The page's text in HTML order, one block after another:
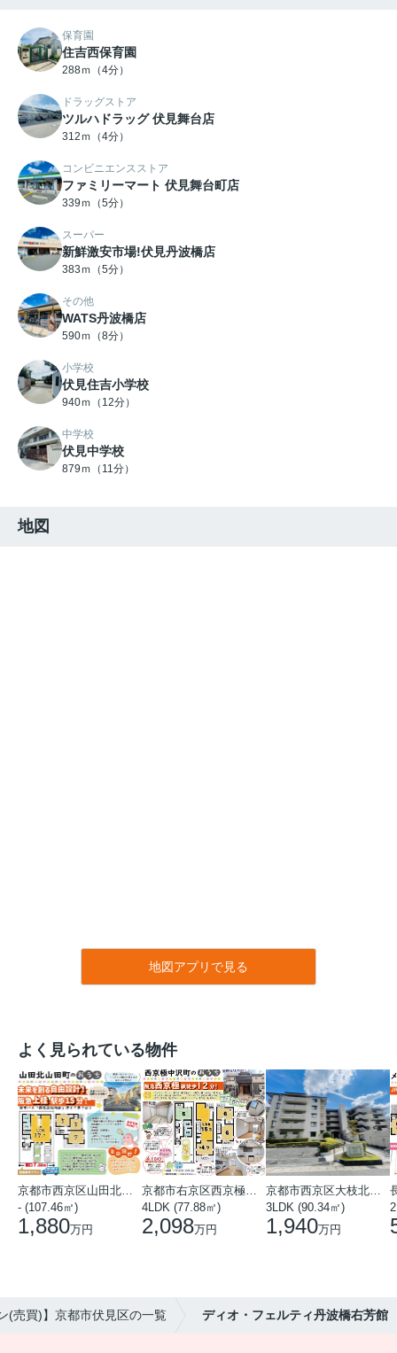
保育園
住吉西保育園
288ｍ（4分）
ドラッグストア
ツルハドラッグ 伏見舞台店
312ｍ（4分）
コンビニエンスストア
ファミリーマート 伏見舞台町店
339ｍ（5分）
スーパー
新鮮激安市場!伏見丹波橋店
383ｍ（5分）
その他
WATS丹波橋店
590ｍ（8分）
小学校
伏見住吉小学校
940ｍ（12分）
中学校
伏見中学校
879ｍ（11分）
地図
地図アプリで見る
よく見られている物件
- (107.46㎡)
1,880万円
4LDK (77.88㎡)
2,098万円
3LDK (90.34㎡)
1,940万円
(売買)】京都市伏見区の一覧 ディオ・フェルティ丹波橋右芳館